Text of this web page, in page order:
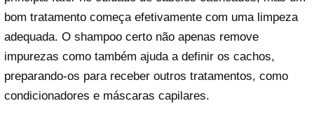
bom tratamento começa efetivamente com uma limpeza
adequada. O shampoo certo não apenas remove
impurezas como também ajuda a definir os cachos,
preparando-os para receber outros tratamentos, como
condicionadores e máscaras capilares.